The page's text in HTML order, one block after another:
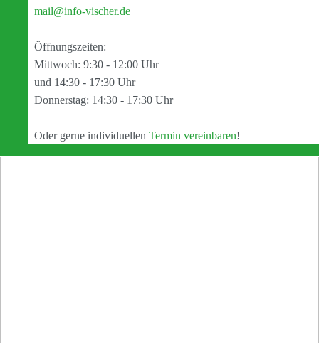
mail@info-vischer.de
Öffnungszeiten:
Mittwoch: 9:30 - 12:00 Uhr
und 14:30 - 17:30 Uhr
Donnerstag: 14:30 - 17:30 Uhr
Oder gerne individuellen Termin vereinbaren!